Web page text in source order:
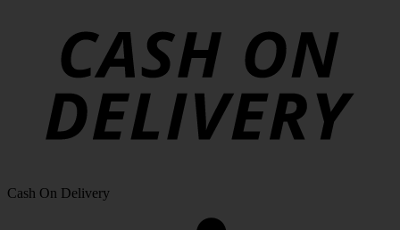
Cash On Delivery